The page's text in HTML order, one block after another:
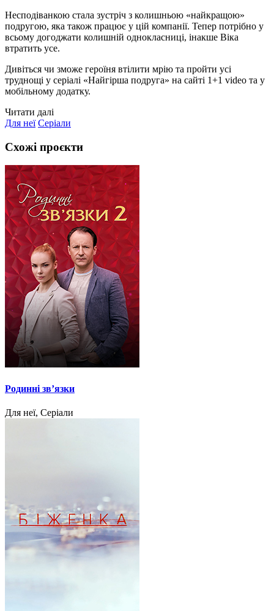
Несподіванкою стала зустріч з колишньою «найкращою»
подругою, яка також працює у цій компанії. Тепер потрібно у
всьому догоджати колишній однокласниці, інакше Віка
втратить усе.
Дивіться чи зможе героїня втілити мрію та пройти усі
труднощі у серіалі «Найгірша подруга» на сайті 1+1 video та у
мобільному додатку.
Читати далі
Для неї Серіали
Схожі проєкти
Родинні звʼязки
Для неї, Серіали